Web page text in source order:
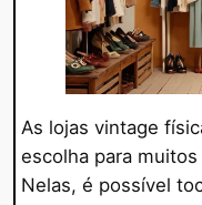
As lojas vintage
escolha para
Nelas, é possível